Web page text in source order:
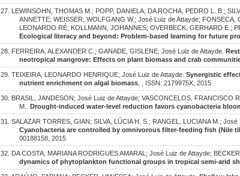
27. LEWINSOHN, THOMAS M.; POPP, DANIELA; DA ROCHA, PEDRO L. B.;
ANNETTE; WEISSER, WOLFGANG W.; José Luiz de Attayde;
LEONARDO RÉ; KOLLMANN, JOHANNES; OVERBECK, GERHARD E.;
Ecological literacy and beyond: Problem-based learning for future
28. FERREIRA, ALEXANDER C.; GANADE, GISLENE; José Luiz de Attayde.
neotropical mangrove: Effects on plant biomass and crab
29. TEIXEIRA, LEONARDO HENRIQUE; José Luiz de Attayde. Synergistic
nutrient enrichment on algal biomass , , ISSN: 2179975X, 2015
30. BRASIL, JANDESON; José Luiz de Attayde; VASCONCELOS, FRANCISCO
M..Drought-induced water-level reduction favors cyanobacteria
31. SALAZAR TORRES, GIAN; SILVA, LÚCIA H. S.; RANGEL, LUCIANA M.; José
Cyanobacteria are controlled by omnivorous filter-feeding fish (Nile
00188158, 2015
32. DA COSTA, MARIANA RODRIGUES AMARAL; José Luiz de Attayde;
dynamics of phytoplankton functional groups in tropical semi-arid